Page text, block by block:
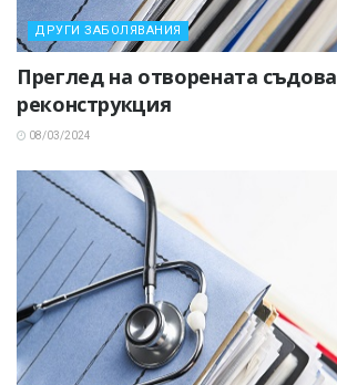
ДРУГИ ЗАБОЛЯВАНИЯ
Преглед на отворената съдова
реконструкция
08/03/2024